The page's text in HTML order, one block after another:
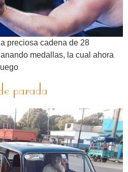
preciosa cadena de 28
medallas, la cual ahora
parada